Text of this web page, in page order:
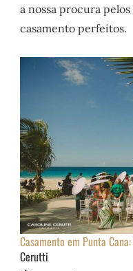
a nossa procura
casamento perfeitos.
Casamento em Punta
Cerutti